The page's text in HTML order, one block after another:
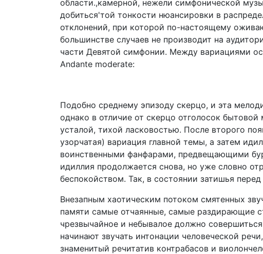
области.,камерной, нежели симфонической
добиться'той тонкости нюансировки в
отклонений, при которой по-настоящему
большинстве случаев не производит на
части Девятой симфонии. Между вариациями
Andante moderate:
Подобно среднему эпизоду скерцо, и эта
однако в отличие от скерцо отголосок
усталой, тихой ласковостью. После второго
узорчатая) вариация главной темы, а затем
воинственными фанфарами, предвещающими
идиллия продолжается снова, но уже словно
беспокойством. Так, в состоянии затишья
Внезапным хаотическим потоком смятенных
памяти самые отчаянные, самые раздирающие
чрезвычайное и небывалое должно
начинают звучать интонации человеческой
знаменитый речитатив контрабасов и